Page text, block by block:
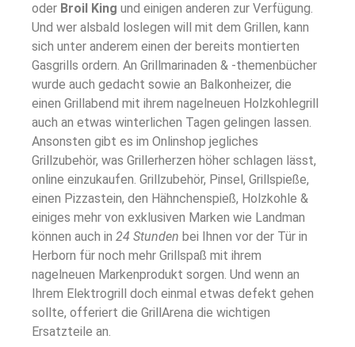
oder Broil King und einigen anderen zur Verfügung.
Und wer alsbald loslegen will mit dem Grillen, kann
sich unter anderem einen der bereits montierten
Gasgrills ordern. An Grillmarinaden & -themenbücher
wurde auch gedacht sowie an Balkonheizer, die
einen Grillabend mit ihrem nagelneuen Holzkohlegrill
auch an etwas winterlichen Tagen gelingen lassen.
Ansonsten gibt es im Onlinshop jegliches
Grillzubehör, was Grillerherzen höher schlagen lässt,
online einzukaufen. Grillzubehör, Pinsel, Grillspieße,
einen Pizzastein, den Hähnchenspieß, Holzkohle &
einiges mehr von exklusiven Marken wie Landman
können auch in 24 Stunden bei Ihnen vor der Tür in
Herborn für noch mehr Grillspaß mit ihrem
nagelneuen Markenprodukt sorgen. Und wenn an
Ihrem Elektrogrill doch einmal etwas defekt gehen
sollte, offeriert die GrillArena die wichtigen
Ersatzteile an.